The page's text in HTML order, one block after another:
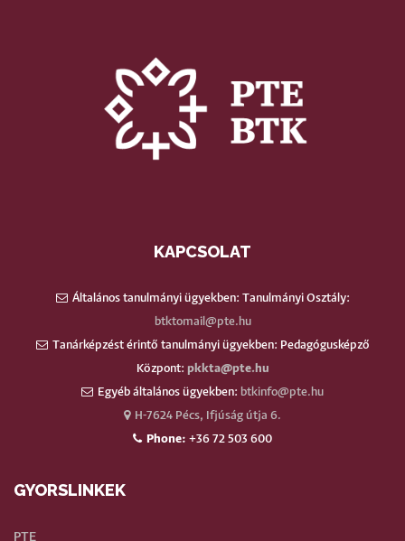
KAPCSOLAT
Általános tanulmányi ügyekben: Tanulmányi Osztály:
btktomail@pte.hu
Tanárképzést érintő tanulmányi ügyekben: Pedagógusképző
Központ: pkkta@pte.hu
Egyéb általános ügyekben: btkinfo@pte.hu
H-7624 Pécs, Ifjúság útja 6.
Phone: +36 72 503 600
GYORSLINKEK
PTE